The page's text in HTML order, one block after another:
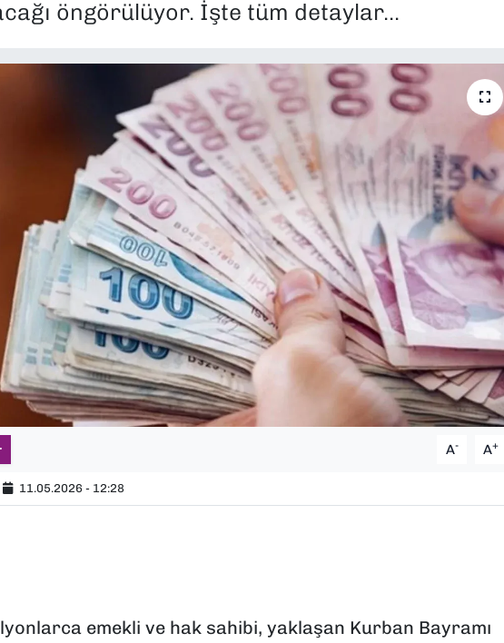
öngörülüyor. İşte tüm detaylar...
A- A+
11.05.2026 - 12:28
emekli ve hak sahibi, yaklaşan Kurban Bayramı